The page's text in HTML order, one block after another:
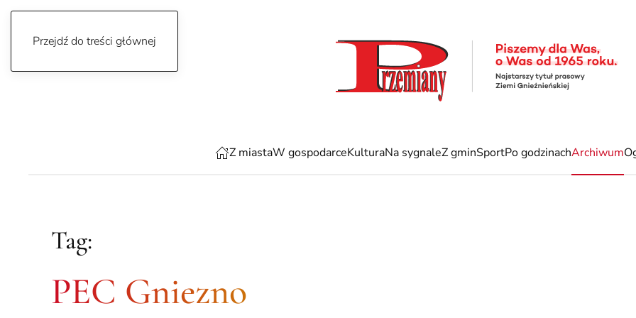
Przejdź do treści głównej
Z miastaW gospodarceKulturaNa sygnaleZ gminSportPo godzinachArchiwum
Tag:
PEC Gniezno